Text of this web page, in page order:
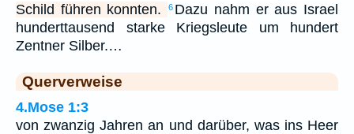
Schild führen konnten.
6 Dazu nahm er aus Israel
hunderttausend starke Kriegsleute um hundert
Zentner Silber.…
Querverweise
4.Mose 1:3
von zwanzig Jahren an und darüber, was ins Heer